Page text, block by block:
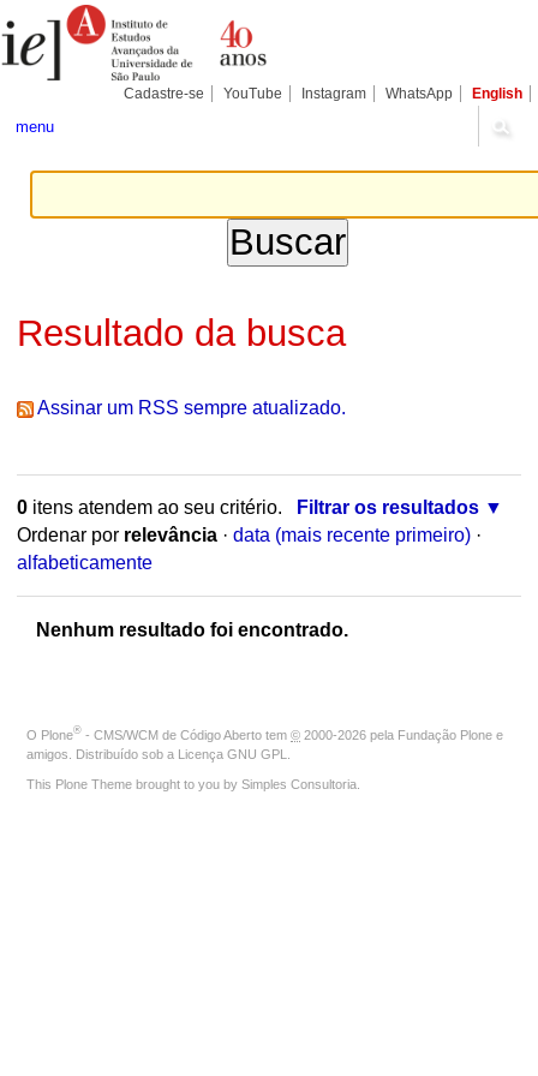
para
conteúdo.
Pessoais
Cadastre-se YouTube Instagram WhatsApp English
menu
Resultado da busca
Assinar um RSS sempre atualizado.
0itens atendem ao seu critério.
Filtrar os resultados
Ordenar por relevância · data (mais recente primeiro) ·
alfabeticamente
Nenhum resultado foi encontrado.
O Plone® - CMS/WCM de Código Aberto tem © 2000-2026 pela Fundação Plone e
amigos. Distribuído sob a Licença GNU GPL
This Plone Theme brought to you by Simples Consultoria